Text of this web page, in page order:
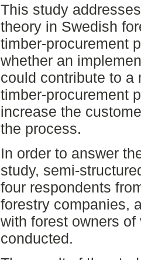
This study
theory in Swedish
timber-procurement
whether an
could contribute to a
timber-procurement
increase the
the process.
In order to answer
study, semi-
four respondents
forestry companies,
with forest owners
conducted.